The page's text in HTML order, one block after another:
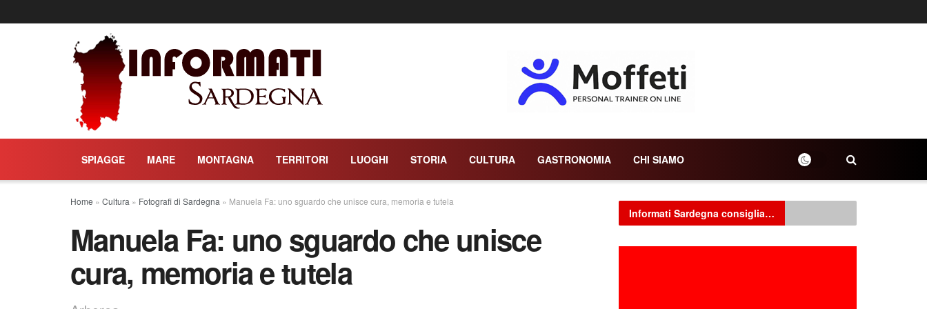
SPIAGGE MARE MONTAGNA TERRITORI LUOGHI STORIA CULTURA GASTRONOMIA CHI SIAMO
Home » Cultura » Fotografi di Sardegna » Manuela Fa: uno sguardo che unisce cura, memoria e tutela
Manuela Fa: uno sguardo che unisce
cura, memoria e tutela
Informati Sardegna consiglia…